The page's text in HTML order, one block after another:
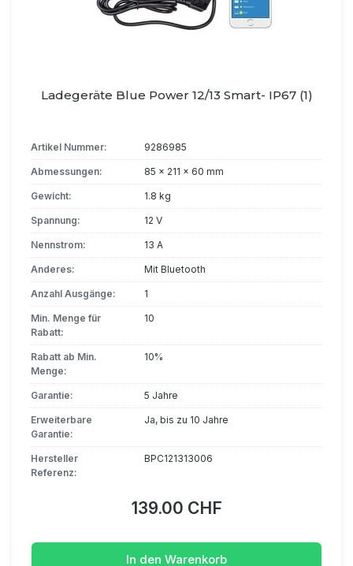
Ladegeräte Blue Power 12/13 Smart- IP67 (1)
Artikel Nummer: 9286985
Abmessungen: 85 x 211 x 60 mm
Gewicht: 1.8 kg
Spannung: 12 V
Nennstrom: 13 A
Anderes: Mit Bluetooth
Anzahl Ausgänge: 1
Min. Menge für
Rabatt:
10
Rabatt ab Min.
Menge:
10%
Garantie: 5 Jahre
Erweiterbare
Garantie:
Ja, bis zu 10 Jahre
Hersteller
Referenz:
BPC121313006
139.00 CHF
In den Warenkorb